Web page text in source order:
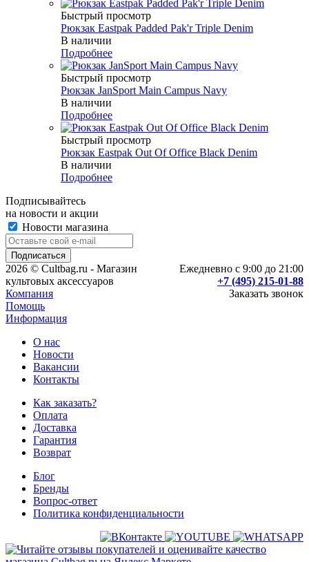
Быстрый просмотр
Рюкзак Eastpak Padded Pak'r Triple Denim
В наличии
Подробнее
Быстрый просмотр
Рюкзак JanSport Main Campus Navy
В наличии
Подробнее
Быстрый просмотр
Рюкзак Eastpak Out Of Office Black Denim
В наличии
Подробнее
Подписывайтесь
на новости и акции
Новости магазина
Ежедневно с 9:00 до 21:00
+7 (495) 215-01-88
Заказать звонок
2026 © Cultbag.ru - Магазин
культовых аксессуаров
Компания
Помощь
Информация
О нас
Новости
Вакансии
Контакты
Как заказать?
Оплата
Доставка
Гарантия
Возврат
Блог
Бренды
Вопрос-ответ
Политика конфиденциальности